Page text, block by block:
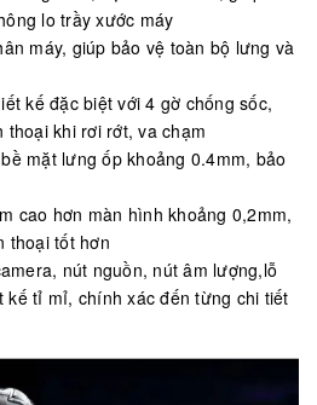
lo trầy xước máy
máy, giúp bảo vệ toàn bộ lưng và
kế đặc biệt với 4 gờ chống sốc,
thoại khi rơi rớt, va chạm
mặt lưng ốp khoảng 0.4mm, bảo
cao hơn màn hình khoảng 0,2mm,
thoại tốt hơn
nút nguồn, nút âm lượng,lỗ
kế tỉ mỉ, chính xác đến từng chi tiết